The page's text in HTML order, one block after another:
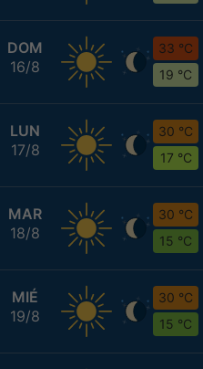
DOM
16/8
33 °C
19 °C
LUN
17/8
30 °C
17 °C
MAR
18/8
30 °C
15 °C
MIÉ
19/8
30 °C
15 °C